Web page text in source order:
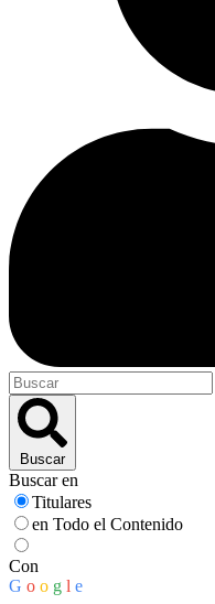
Buscar
Buscar en
Titulares
en Todo el Contenido
Con
G o o g l e